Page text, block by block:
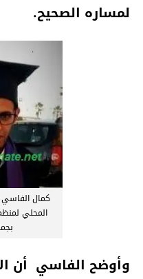
لمساره الصحيح.
كمال الفاسي
المحلي
وأوضح الفاسي أن